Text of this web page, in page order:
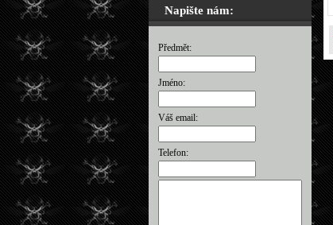
Napište nám:
Předmět:
Jméno:
Váš email:
Telefon: